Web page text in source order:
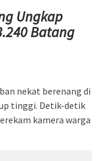
Ungkap
Batang
nekat berenang di
tinggi. Detik-detik
kamera warga